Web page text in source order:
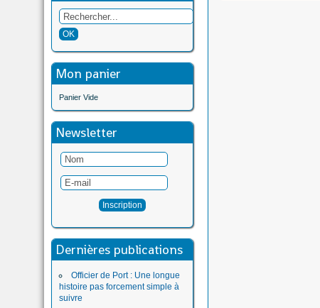
Mon panier
Panier Vide
Newsletter
Dernières publications
Officier de Port : Une longue
histoire pas forcement simple à
suivre